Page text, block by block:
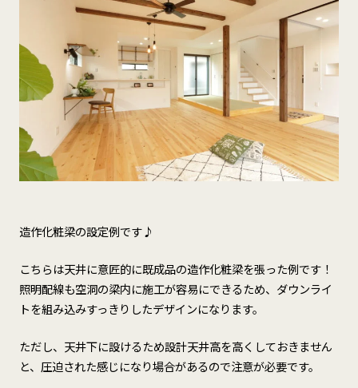
造作化粧梁の設定例です♪
こちらは天井に意匠的に既成品の造作化粧梁を張った例です！
照明配線も空洞の梁内に施工が容易にできるため、ダウンライ
トを組み込みすっきりしたデザインになります。
ただし、天井下に設けるため設計天井高を高くしておきません
と、圧迫された感じになり場合があるので注意が必要です。